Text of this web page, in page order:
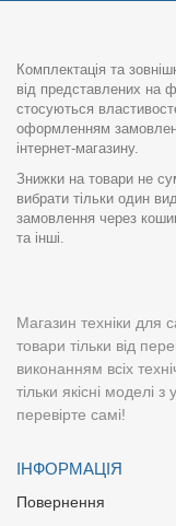
Комплектація та
від представлених на
стосуються
оформленням
інтернет-магазину.
Знижки на товари не
вибрати тільки один
замовлення через
та інші.
Магазин техніки для
товари тільки від
виконанням всіх
тільки якісні моделі
перевірте самі!
ІНФОРМАЦІЯ
Повернення